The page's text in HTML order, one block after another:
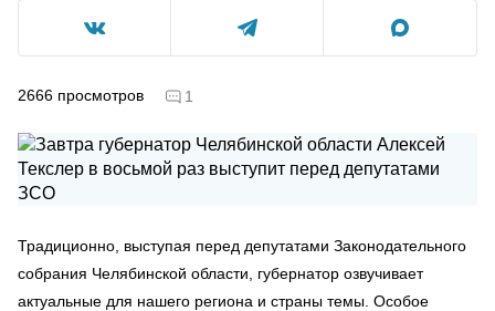
2666 просмотров 1
Традиционно, выступая перед депутатами Законодательного
собрания Челябинской области, губернатор озвучивает
актуальные для нашего региона и страны темы. Особое